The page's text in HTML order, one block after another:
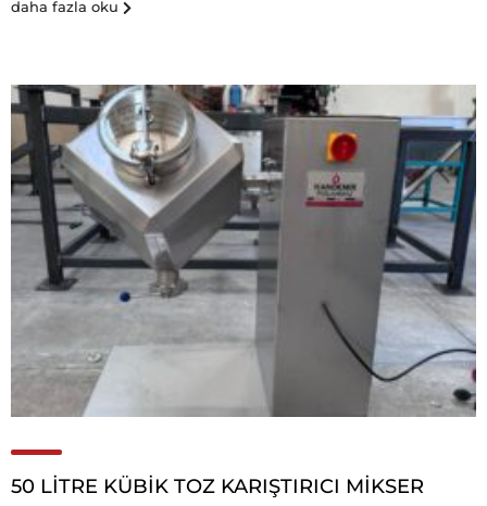
daha fazla oku
50 LİTRE KÜBİK TOZ KARIŞTIRICI MİKSER